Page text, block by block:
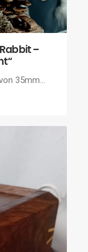
–
35mm…